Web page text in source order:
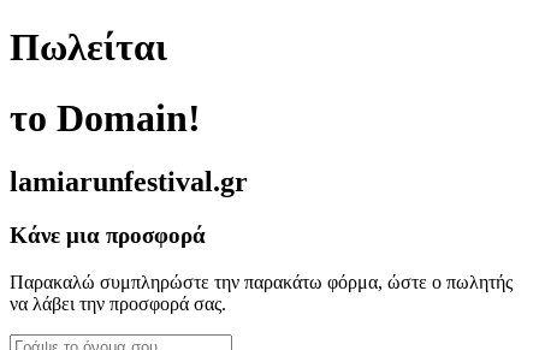
Πωλείται
το Domain!
lamiarunfestival.gr
Κάνε μια προσφορά
Παρακαλώ συμπληρώστε την παρακάτω φόρμα, ώστε ο πωλητής
να λάβει την προσφορά σας.